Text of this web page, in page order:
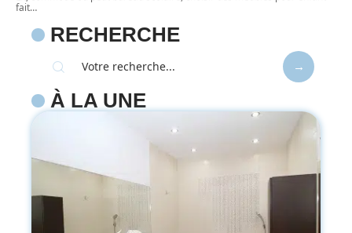
fait…
RECHERCHE
À LA UNE